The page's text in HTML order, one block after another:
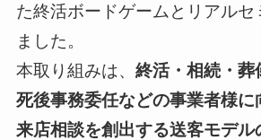
た終活ボードゲームとリアルセ
ました。
本取り組みは、 終活・相続・葬
死後事務委任などの事業者様に
来店相談を創出する送客モデル